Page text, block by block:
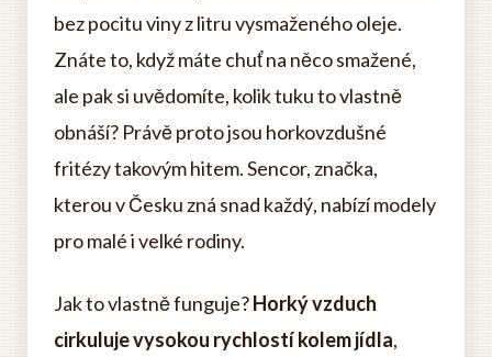
bez pocitu viny z litru vysmaženého oleje.
Znáte to, když máte chuť na něco smažené,
ale pak si uvědomíte, kolik tuku to vlastně
obnáší? Právě proto jsou horkovzdušné
fritézy takovým hitem. Sencor, značka,
kterou v Česku zná snad každý, nabízí modely
pro malé i velké rodiny.
Jak to vlastně funguje?Horký vzduch
cirkuluje vysokou rychlostí kolem jídla,